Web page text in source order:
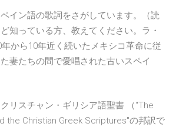
イン語の歌詞をさがしています。（読
知っている方、教えてください。ラ・
から10年近く続いたメキシコ革命に従
妻たちの間で愛唱された古いスペイ
リスチャン・ギリシア語聖書 （"The
the Christian Greek Scriptures"の邦訳で